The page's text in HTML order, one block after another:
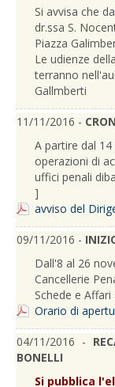
Si avvisa che
dr.ssa S.
Piazza
Le udienze
terranno
Gallmberti
11/11/2016 -
A partire dal
operazioni di
uffici penali
]
avviso del
09/11/2016 -
Dall'8 al 26
Cancellerie
Schede e
Orario di
04/11/2016 -
BONELLI
Si pubblica